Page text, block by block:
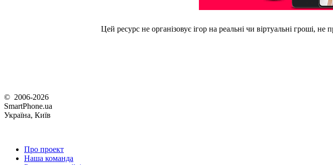
Цей ресурс не організовує ігор на реальні чи віртуальні гроші,
© 2006-2026
SmartPhone.ua
Україна, Київ
Про проект
Наша команда